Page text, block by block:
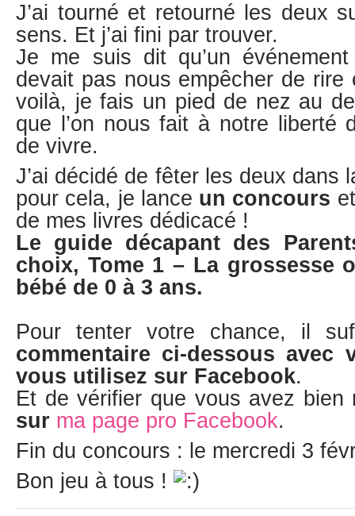
J’ai tourné et retourné les deux
sens. Et j’ai fini par trouver.
Je me suis dit qu’un
devait pas nous empêcher de rire
voilà, je fais un pied de nez au
que l’on nous fait à notre liberté
de vivre.
J’ai décidé de fêter les deux dans
pour cela, je lance un concours
de mes livres dédicacé !
Le guide décapant des
choix, Tome 1 – La grossesse
bébé de 0 à 3 ans.
Pour tenter votre chance, il
commentaire ci-dessous avec
vous utilisez sur Facebook.
Et de vérifier que vous avez
sur ma page pro Facebook.
Fin du concours : le mercredi 3
Bon jeu à tous !